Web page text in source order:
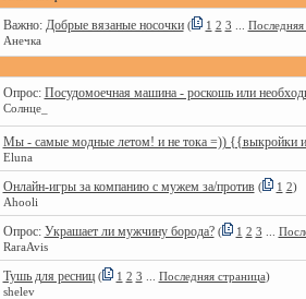
Важно: Добрые вязаные носочки ( 1 2 3 Последняя
Анечка
Опрос: Посудомоечная машина - роскошь или
Солнце_
Мы - самые модные летом! и не тока =)) {{выкройки и
Eluna
Онлайн-игры за компанию с мужем за/против ( 1 2)
Ahooli
Опрос: Украшает ли мужчину борода? ( 1 2 3
RaraAvis
Тушь для ресниц ( 1 2 3 Последняя страница)
shelev